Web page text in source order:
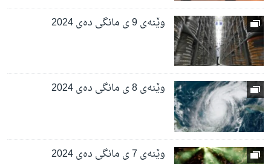
وێنەی 9 ی مانگی دەی 2024
وێنەی 8 ی مانگی دەی 2024
وێنەی 7 ی مانگی دەی 2024